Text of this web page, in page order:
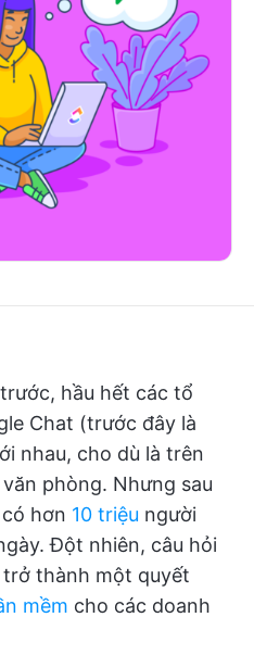
hầu hết các tổ
Chat (trước đây là
nhau, cho dù là trên
phòng. Nhưng sau
hơn 10 triệu người
Đột nhiên, câu hỏi
trở thành một quyết
mềm cho các doanh